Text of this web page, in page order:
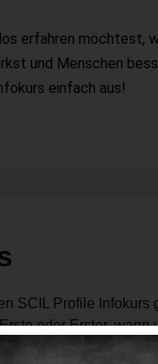
erfahren möchtest,
und Menschen
einfach aus!
SCIL Profile Infokurs
oder Erster, wann